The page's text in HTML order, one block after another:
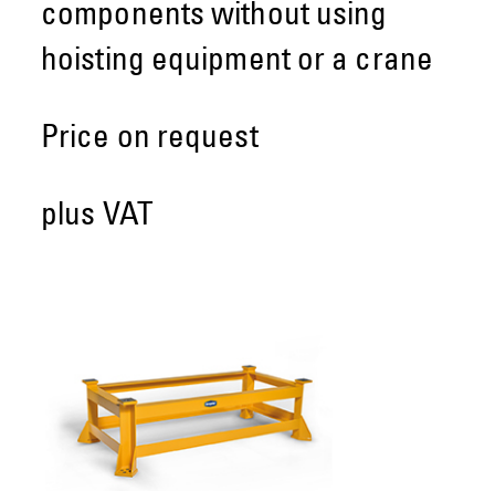
components without using
hoisting equipment or a crane
Price on request
plus VAT